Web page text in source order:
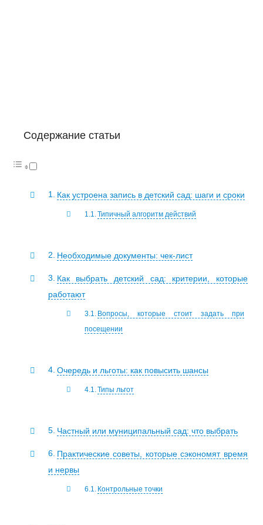
Содержание статьи
Как устроена запись в детский сад: шаги и сроки
Типичный алгоритм действий
Необходимые документы: чек‑лист
Как выбрать детский сад: критерии, которые
работают
Вопросы, которые стоит задать при
посещении
Очередь и льготы: как повысить шансы
Типы льгот
Частный или муниципальный сад: что выбрать
Практические советы, которые сэкономят время
и нервы
Контрольные точки